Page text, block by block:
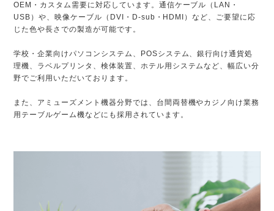
OEM・カスタム需要に対応しています。通信ケーブル（LAN・
USB）や、映像ケーブル（DVI・D-sub・HDMI）など、ご要望に応
じた色や長さでの製造が可能です。
学校・企業向けパソコンシステム、POSシステム、銀行向け通貨処
理機、ラベルプリンタ、検体装置、ホテル用システムなど、幅広い分
野でご利用いただいております。
また、アミューズメント機器分野では、台間両替機やカジノ向け業務
用テーブルゲーム機などにも採用されています。